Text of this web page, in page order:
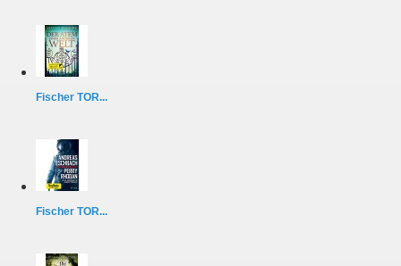
Fischer TOR...
Fischer TOR...